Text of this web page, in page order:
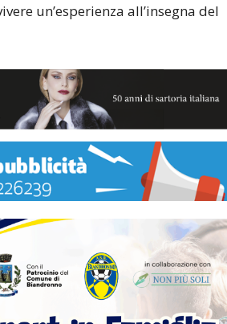
un’esperienza all’insegna del